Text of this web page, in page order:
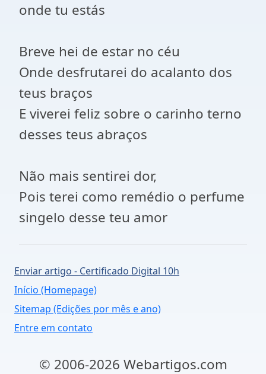
onde tu estás
Breve hei de estar no céu
Onde desfrutarei do acalanto dos
teus braços
E viverei feliz sobre o carinho terno
desses teus abraços
Não mais sentirei dor,
Pois terei como remédio o perfume
singelo desse teu amor
Enviar artigo - Certificado Digital 10h
Início (Homepage)
Sitemap (Edições por mês e ano)
Entre em contato
© 2006-2026 Webartigos.com